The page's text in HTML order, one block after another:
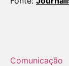
Comunicação